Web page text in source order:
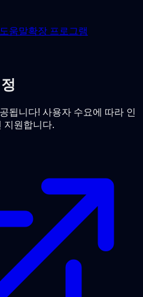
도움말확장 프로그램
됩니다! 사용자 수요에 따라 인
지원합니다.